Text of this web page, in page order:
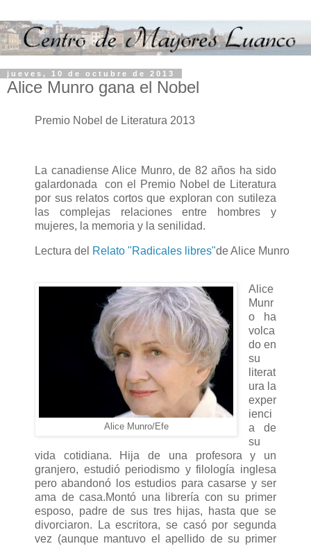
jueves, 10 de octubre de 2013
Alice Munro gana el Nobel
Premio Nobel de Literatura 2013
La canadiense Alice Munro, de 82 años ha sido
galardonada con el Premio Nobel de Literatura
por sus relatos cortos que exploran con sutileza
las complejas relaciones entre hombres y
mujeres, la memoria y la senilidad.
Lectura del Relato "Radicales libres"de Alice Munro
Alice Munro/Efe
Alice
Munr
o ha
volca
do en
su
literat
ura la
exper
ienci
a de
su
vida cotidiana. Hija de una profesora y un
granjero, estudió periodismo y filología inglesa
pero abandonó los estudios para casarse y ser
ama de casa.Montó una librería con su primer
esposo, padre de sus tres hijas, hasta que se
divorciaron. La escritora, se casó por segunda
vez (aunque mantuvo el apellido de su primer